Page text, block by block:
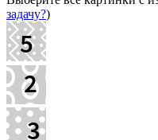
задачу?)